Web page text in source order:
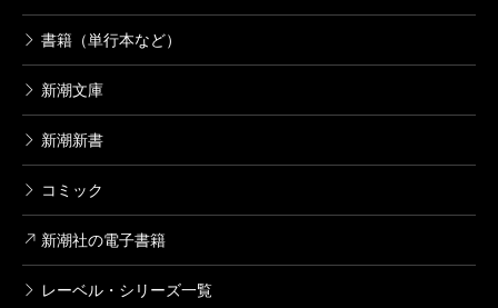
書籍（単行本など）
新潮文庫
新潮新書
コミック
新潮社の電子書籍
レーベル・シリーズ一覧